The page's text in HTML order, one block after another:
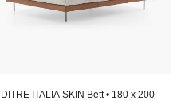
DITRE ITALIA SKIN Bett • 180 x 200